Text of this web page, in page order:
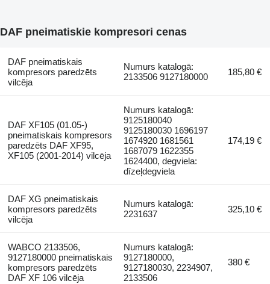
DAF pneimatiskie kompresori cenas
DAF pneimatiskais
kompresors paredzēts
vilcēja
Numurs katalogā:
2133506 9127180000
185,80 €
DAF XF105 (01.05-)
pneimatiskais kompresors
paredzēts DAF XF95,
XF105 (2001-2014) vilcēja
Numurs katalogā:
9125180040
9125180030 1696197
1674920 1681561
1687079 1622355
1624400, degviela:
dīzeļdegviela
174,19 €
DAF XG pneimatiskais
kompresors paredzēts
vilcēja
Numurs katalogā:
2231637
325,10 €
WABCO 2133506,
9127180000 pneimatiskais
kompresors paredzēts
DAF XF 106 vilcēja
Numurs katalogā:
9127180000,
9127180030, 2234907,
2133506
380 €